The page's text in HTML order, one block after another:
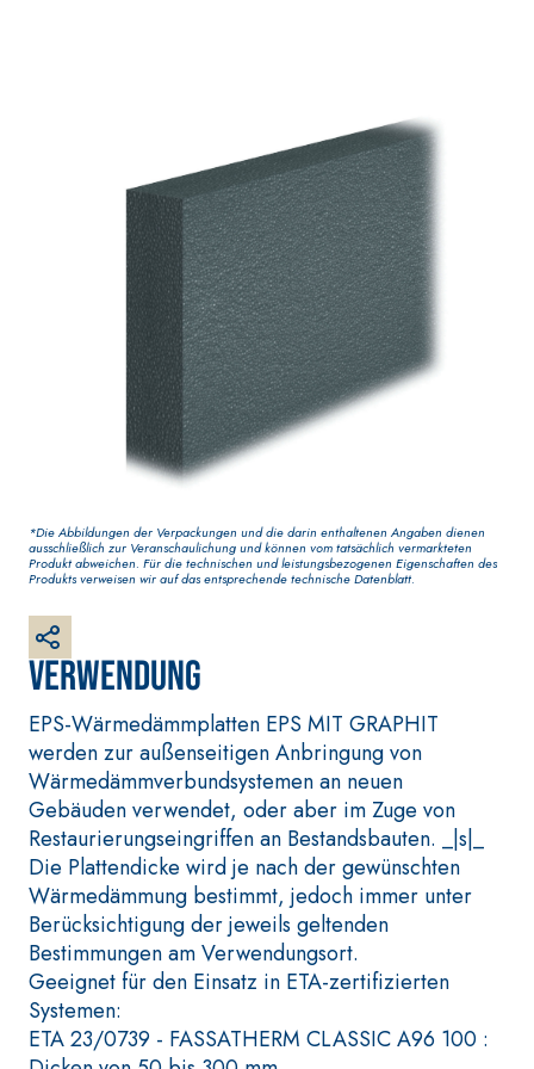
Verwendung
EPS-Wärmedämmplatten EPS MIT GRAPHIT
werden zur außenseitigen Anbringung von
Wärmedämmverbundsystemen an neuen
Gebäuden verwendet, oder aber im Zuge von
Restaurierungseingriffen an Bestandsbauten. _|s|_
Die Plattendicke wird je nach der gewünschten
Wärmedämmung bestimmt, jedoch immer unter
Berücksichtigung der jeweils geltenden
Bestimmungen am Verwendungsort.
Geeignet für den Einsatz in ETA-zertifizierten
Systemen:
ETA 23/0739 - FASSATHERM CLASSIC A96 100 :
*Die Abbildungen der Verpackungen und die darin enthaltenen Angaben dienen
ausschließlich zur Veranschaulichung und können vom tatsächlich vermarkteten
Produkt abweichen. Für die technischen und leistungsbezogenen Eigenschaften des
Produkts verweisen wir auf das entsprechende technische Datenblatt.
VERPUTZ- UND BAUSYSTEM
PRODUKTE AUF BASIS VON
KB 13 EVOLUTION
Faserverstärkter weißer
GYPSOTECH
O DEFH1IR
BETONINSTANDSETZUNGS-
SYSTEM
THIXOTROPE PRODUKTE